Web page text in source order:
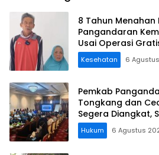
8 Tahun Menahan
Pangandaran
Usai Operasi
Kesehatan 6
Pemkab
Tongkang dan
Segera Diangkat,
Koordinasi
Hukum 6 Agustus